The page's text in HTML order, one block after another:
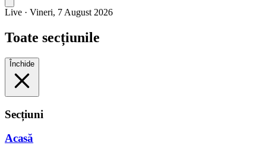
Live · Vineri, 7 August 2026
Toate secțiunile
Închide
Secțiuni
Acasă